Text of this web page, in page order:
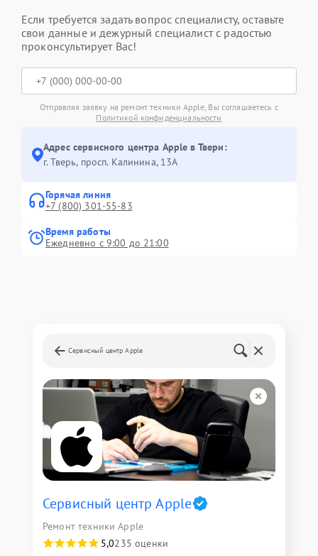
Если требуется задать вопрос специалисту, оставьте
свои данные и дежурный специалист с радостью
проконсультирует Вас!
Отправляя заявку на ремонт техники Apple, Вы соглашаетесь с
Политикой конфиденциальности
Адрес сервисного центра Apple в Твери:
г. Тверь, просп. Калинина, 13А
Горячая линия
+7 (800) 301-55-83
Время работы
Ежедневно с 9:00 до 21:00
Сервисный центр Apple
Сервисный центр Apple
Ремонт техники Apple
5,0235 оценки